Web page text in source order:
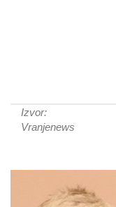
Izvor:
Vranjenews